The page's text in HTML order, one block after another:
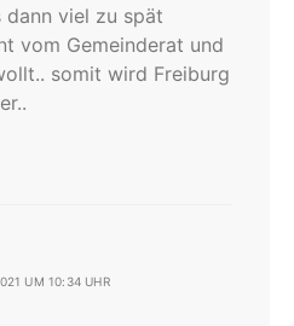
dann viel zu spät
vom Gemeinderat und
somit wird Freiburg
UM 10:34 UHR